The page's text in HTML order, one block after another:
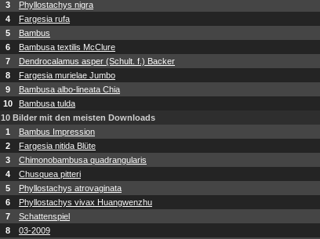
3
Phyllostachys nigra
4
Fargesia rufa
5
Bambus
6
Bambusa textilis McClure
7
Dendrocalamus asper (Schult. f.) Backer
8
Fargesia murielae Jumbo
9
Bambusa albo-lineata Chia
10
Bambusa tulda
10 Bilder mit den meisten Downloads
1
Bambus Impression
2
Fargesia nitida Blüte
3
Chimonobambusa quadrangularis
4
Chusquea pitteri
5
Phyllostachys atrovaginata
6
Phyllostachys vivax Huangwenzhu
7
Schattenspiel
8
03-2009